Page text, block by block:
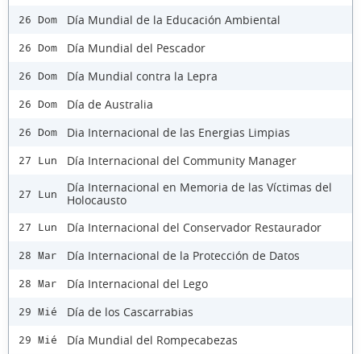
26 Dom Día Mundial de la Educación Ambiental
26 Dom Día Mundial del Pescador
26 Dom Día Mundial contra la Lepra
26 Dom Día de Australia
26 Dom Dia Internacional de las Energias Limpias
27 Lun Día Internacional del Community Manager
27 Lun
Día Internacional en Memoria de las Víctimas del
Holocausto
27 Lun Día Internacional del Conservador Restaurador
28 Mar Día Internacional de la Protección de Datos
28 Mar Día Internacional del Lego
29 Mié Día de los Cascarrabias
29 Mié Día Mundial del Rompecabezas